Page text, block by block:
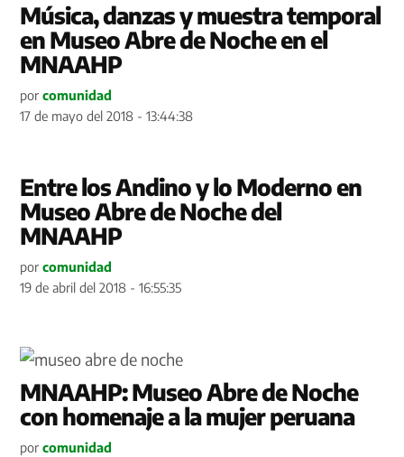
Música, danzas y muestra temporal
en Museo Abre de Noche en el
MNAAHP
por comunidad
17 de mayo del 2018 - 13:44:38
Entre los Andino y lo Moderno en
Museo Abre de Noche del
MNAAHP
por comunidad
19 de abril del 2018 - 16:55:35
MNAAHP: Museo Abre de Noche
con homenaje a la mujer peruana
por comunidad